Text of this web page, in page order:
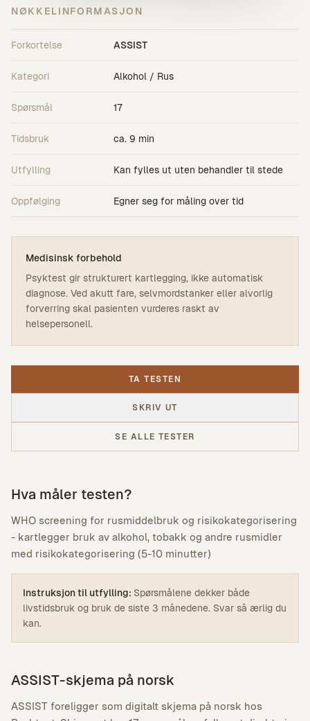
Hva måler testen?
WHO screening for rusmiddelbruk og risikokategorisering
- kartlegger bruk av alkohol, tobakk og andre rusmidler
med risikokategorisering (5-10 minutter)
Instruksjon til utfylling: Spørsmålene dekker både
livstidsbruk og bruk de siste 3 månedene. Svar så ærlig du
kan.
ASSIST-skjema på norsk
ASSIST foreligger som digitalt skjema på norsk hos
NØKKELINFORMASJON
Forkortelse ASSIST
Kategori Alkohol / Rus
Spørsmål 17
Tidsbruk ca. 9 min
Utfylling Kan fylles ut uten behandler til stede
Oppfølging Egner seg for måling over tid
Medisinsk forbehold
Psyktest gir strukturert kartlegging, ikke automatisk
diagnose. Ved akutt fare, selvmordstanker eller alvorlig
forverring skal pasienten vurderes raskt av
helsepersonell.
TA TESTEN
SKRIV UT
SE ALLE TESTER